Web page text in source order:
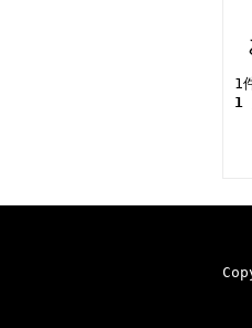
1
1